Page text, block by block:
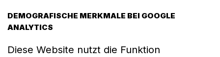
DEMOGRAFISCHE MERKMALE BEI GOOGLE
ANALYTICS
Diese Website nutzt die Funktion